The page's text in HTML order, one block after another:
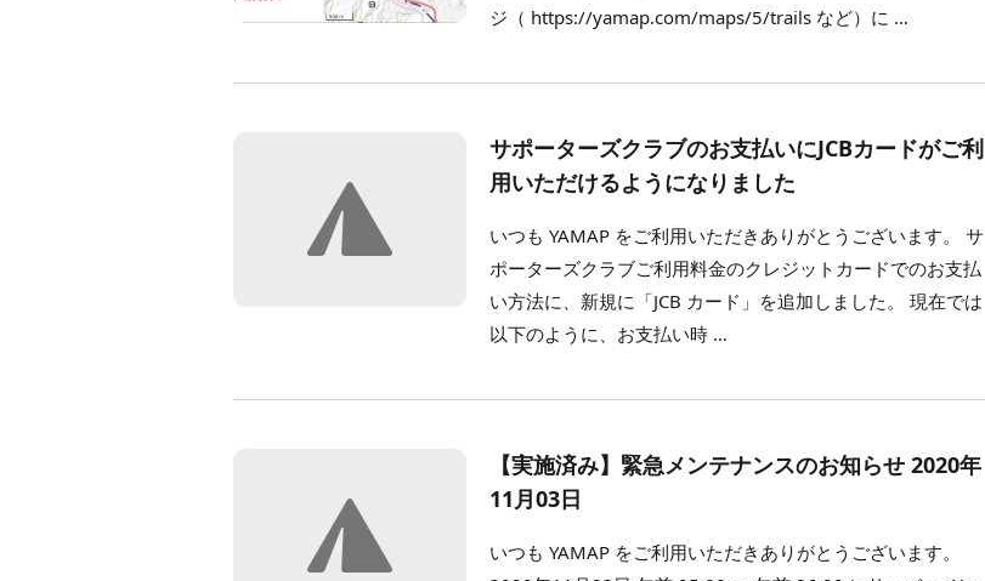
ジ（ https://yamap.com/maps/5/trails など）に …
サポーターズクラブのお支払いにJCBカードがご利
用いただけるようになりました
いつも YAMAP をご利用いただきありがとうございます。 サ
ポーターズクラブご利用料金のクレジットカードでのお支払
い方法に、新規に「JCB カード」を追加しました。 現在では
以下のように、お支払い時 …
【実施済み】緊急メンテナンスのお知らせ 2020年
11月03日
いつも YAMAP をご利用いただきありがとうございます。